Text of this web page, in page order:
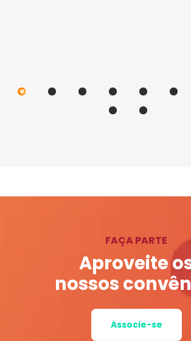
FAÇA PARTE
Aproveite
nossos
Associe-se